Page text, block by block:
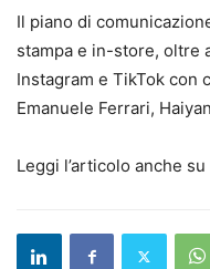
Il piano di
stampa e in-store, oltre
Instagram e TikTok con
Emanuele Ferrari,
Leggi l’articolo anche su